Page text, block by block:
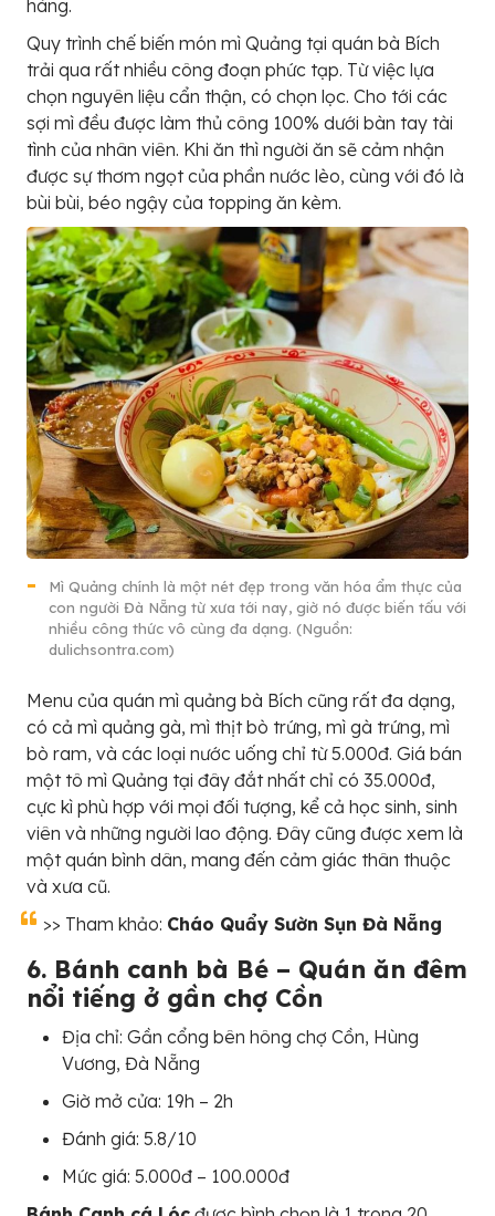
hàng.
Quy trình chế biến món mì Quảng tại quán bà Bích
trải qua rất nhiều công đoạn phức tạp. Từ việc lựa
chọn nguyên liệu cẩn thận, có chọn lọc. Cho tới các
sợi mì đều được làm thủ công 100% dưới bàn tay tài
tình của nhân viên. Khi ăn thì người ăn sẽ cảm nhận
được sự thơm ngọt của phần nước lèo, cùng với đó là
bùi bùi, béo ngậy của topping ăn kèm.
Mì Quảng chính là một nét đẹp trong văn hóa ẩm thực của
con người Đà Nẵng từ xưa tới nay, giờ nó được biến tấu với
nhiều công thức vô cùng đa dạng. (Nguồn:
dulichsontra.com)
Menu của quán mì quảng bà Bích cũng rất đa dạng,
có cả mì quảng gà, mì thịt bò trứng, mì gà trứng, mì
bò ram, và các loại nước uống chỉ từ 5.000đ. Giá bán
một tô mì Quảng tại đây đắt nhất chỉ có 35.000đ,
cực kì phù hợp với mọi đối tượng, kể cả học sinh, sinh
viên và những người lao động. Đây cũng được xem là
một quán bình dân, mang đến cảm giác thân thuộc
và xưa cũ.
>> Tham khảo: Cháo Quẩy Sườn Sụn Đà Nẵng
6. Bánh canh bà Bé – Quán ăn đêm
nổi tiếng ở gần chợ Cồn
Địa chỉ: Gần cổng bên hông chợ Cồn, Hùng
Vương, Đà Nẵng
Giờ mở cửa: 19h – 2h
Đánh giá: 5.8/10
Mức giá: 5.000đ – 100.000đ